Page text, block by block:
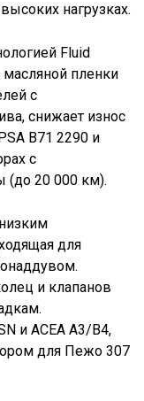
нагрузках.
Fluid
пленки
с
снижает износ
B71 2290 и
с
(до 20 000 км).
для
и клапанов
и ACEA A3/B4,
для Пежо 307